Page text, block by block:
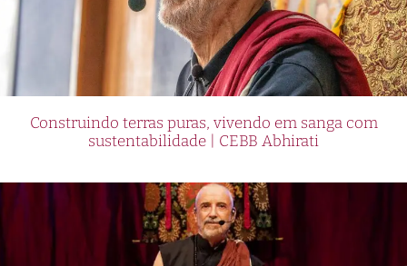
Construindo terras puras, vivendo em sanga com
sustentabilidade | CEBB Abhirati